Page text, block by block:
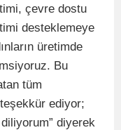
çevre dostu
desteklemeye
üretimde
Bu
tüm
ediyor;
diyerek